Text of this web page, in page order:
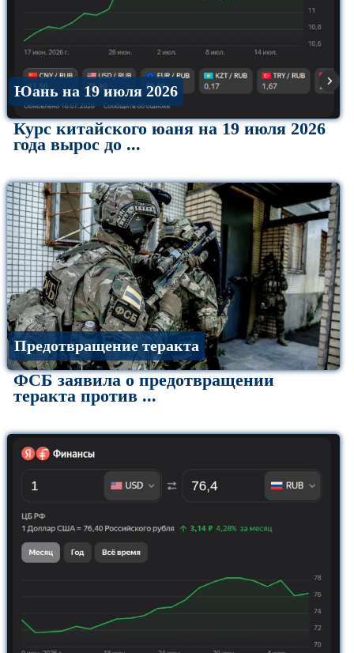
Юань на 19 июля 2026
Курс китайского юаня на 19 июля 2026
года вырос до ...
Предотвращение теракта
ФСБ заявила о предотвращении
теракта против ...